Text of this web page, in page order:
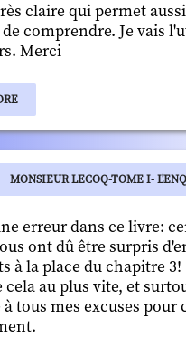
claire qui permet
comprendre. Je vais
Merci
MONSIEUR LECOQ-TOME I-
erreur dans ce livre:
ont dû être surpris
à la place du chapitre 3!
cela au plus vite, et
tous mes excuses pour